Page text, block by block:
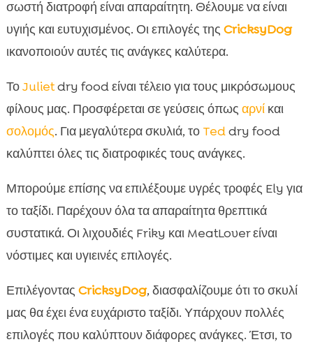
σωστή διατροφή είναι απαραίτητη. Θέλουμε να είναι
υγιής και ευτυχισμένος. Οι επιλογές της CricksyDog
ικανοποιούν αυτές τις ανάγκες καλύτερα.
ΤοJulietdry food είναι τέλειο για τους μικρόσωμους
φίλους μας. Προσφέρεται σε γεύσεις όπως αρνίκαι
σολομός. Για μεγαλύτερα σκυλιά, το Teddry food
καλύπτει όλες τις διατροφικές τους ανάγκες.
Μπορούμε επίσης να επιλέξουμε υγρές τροφές Ely για
το ταξίδι. Παρέχουν όλα τα απαραίτητα θρεπτικά
συστατικά. Οι λιχουδιές Friky και MeatLover είναι
νόστιμες και υγιεινές επιλογές.
Επιλέγοντας CricksyDog, διασφαλίζουμε ότι το σκυλί
μας θα έχει ένα ευχάριστο ταξίδι. Υπάρχουν πολλές
επιλογές που καλύπτουν διάφορες ανάγκες. Έτσι, το